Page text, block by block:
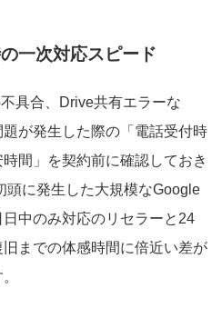
一次対応スピード
具合、Drive共有エラーな
が発生した際の「電話受付時
間」を契約前に確認しておき
頭に発生した大規模なGoogle
中のみ対応のリセラーと24
までの体感時間に倍近い差が